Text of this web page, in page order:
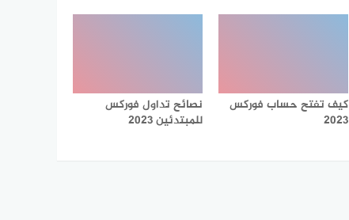
كيف تفتح حساب فوركس
2023
نصائح تداول فوركس
للمبتدئين 2023